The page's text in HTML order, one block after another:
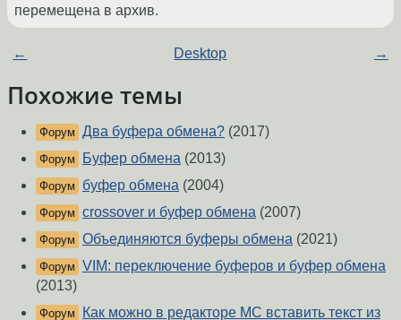
перемещена в архив.
← Desktop →
Похожие темы
Форум Два буфера обмена? (2017)
Форум Буфер обмена (2013)
Форум буфер обмена (2004)
Форум crossover и буфер обмена (2007)
Форум Объединяются буферы обмена (2021)
Форум VIM: переключение буферов и буфер обмена
(2013)
Форум Как можно в редакторе MC вставить текст из